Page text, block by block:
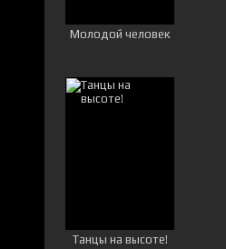
Молодой человек
Танцы на высоте!